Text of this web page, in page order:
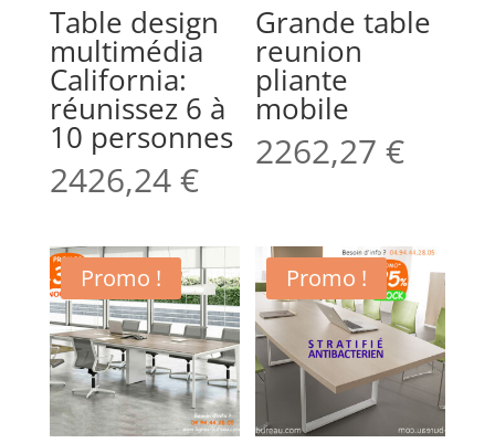
Table design
multimédia
California:
réunissez 6 à
10 personnes
2426,24€
Grande table
reunion
pliante
mobile
2262,27€
Promo ! Promo !